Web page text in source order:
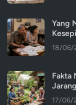
Yang
18/06/
Fakta
17/06/